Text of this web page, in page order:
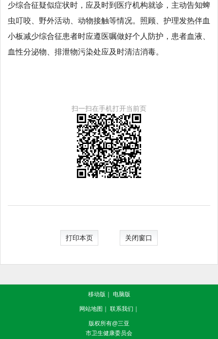
少综合征疑似症状时，应及时到医疗机构就诊，主动告知蜱
虫叮咬、野外活动、动物接触等情况。照顾、护理发热伴血
小板减少综合征患者时应遵医嘱做好个人防护，患者血液、
血性分泌物、排泄物污染处应及时清洁消毒。
扫一扫在手机打开当前页
打印本页 关闭窗口
移动版 ｜ 电脑版
网站地图 ｜ 联系我们 ｜
版权所有@三亚
市卫生健康委员会